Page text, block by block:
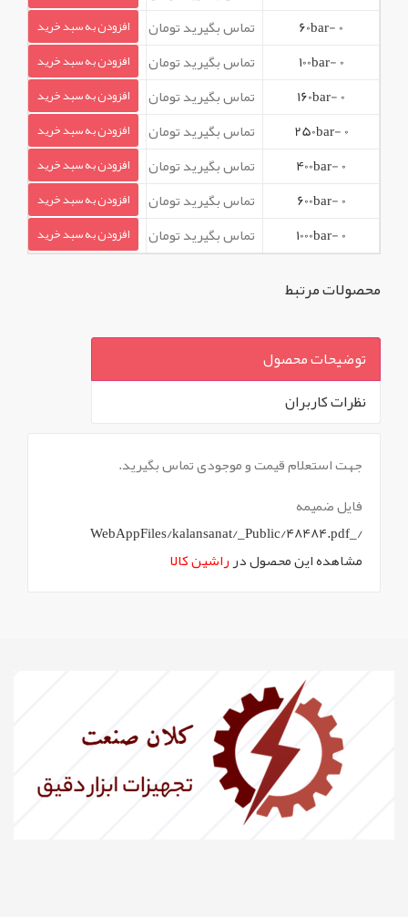
0 -60bar تماس بگیرید تومان افزودن به سبد خرید
0 -100bar تماس بگیرید تومان افزودن به سبد خرید
0 -160bar تماس بگیرید تومان افزودن به سبد خرید
0 -250bar تماس بگیرید تومان افزودن به سبد خرید
0 -400bar تماس بگیرید تومان افزودن به سبد خرید
0 -600bar تماس بگیرید تومان افزودن به سبد خرید
0 -1000bar تماس بگیرید تومان افزودن به سبد خرید
محصولات مرتبط
توضیحات محصول
نظرات کاربران
جهت استعلام قیمت و موجودی تماس بگیرید.
فایل ضمیمه
/_WebAppFiles/kalansanat/_Public/48484.pdf
مشاهده این محصول درراشین کالا